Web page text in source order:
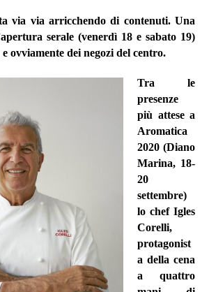
via via arricchendo di contenuti. Una
serale (venerdì 18 e sabato 19)
e ovviamente dei negozi del centro.
Tra le
presenze
più attese a
Aromatica
2020 (Diano
Marina, 18-
20
settembre)
lo chef Igles
Corelli,
protagonist
a della cena
a quattro